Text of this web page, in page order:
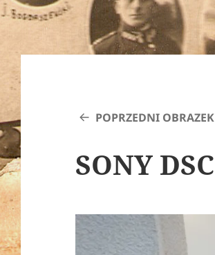
POPRZEDNI OBRAZEK
SONY DSC